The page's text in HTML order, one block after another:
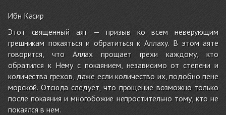
Ибн Касир
Этот священный аят — призыв ко всем неверующим
грешникам покаяться и обратиться к Аллаху. В этом аяте
говорится, что Аллах прощает грехи каждому, кто
обратился к Нему с покаянием, независимо от степени и
количества грехов, даже если количество их, подобно пене
морской. Отсюда следует, что прощение возможно только
после покаяния и многобожие непростительно тому, кто не
покаялся в нем.